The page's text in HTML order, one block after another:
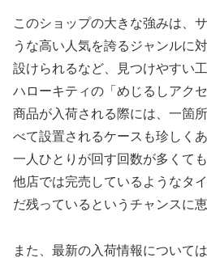
このショップの大きな強みは、
うな高い人気を誇るジャンルに
設けられるなど、見つけやすい
ハローキティの「めじるしアク
商品が入荷される際には、一箇
べて設置されるケースも珍しく
一人ひとりが回す回数が多くて
他店では完売しているようなタ
だ残っているというチャンスに
また、最新の入荷情報について